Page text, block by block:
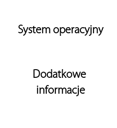
System operacyjny
Dodatkowe
informacje